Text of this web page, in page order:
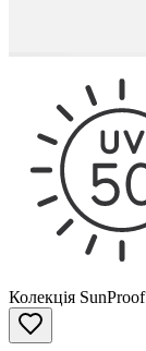
Колекція SunProof